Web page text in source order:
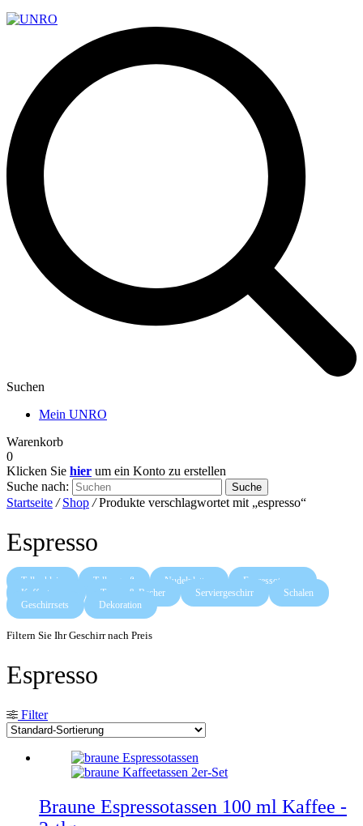
Suchen
Mein UNRO
Warenkorb
0
Klicken Sie hier um ein Konto zu erstellen
Suche nach:
Suche
Startseite / Shop /Produkte verschlagwortet mit „espresso“
Espresso
Teller klein Teller groß Nudelplatten
Espressotassen
Kaffeetassen
Tassen & Becher Serviergeschirr
Schalen
Geschirrsets
Dekoration
Filtern Sie Ihr Geschirr nach Preis
Espresso
Filter
Braune Espressotassen 100 ml Kaffee -